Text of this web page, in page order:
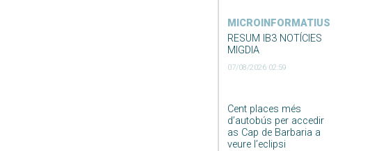
MICROINFORMATIUS
RESUM IB3 NOTÍCIES
MIGDIA
07/08/2026 02:59
Cent places més
d’autobús per accedir
as Cap de Barbaria a
veure l’eclipsi